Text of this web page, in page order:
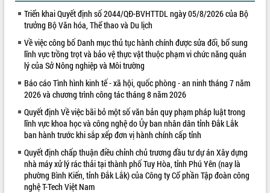
VIDEO
Loading the player...
Khám bệnh, cấp phát thuốc miễn phí
và tặng quà người dân xã Cư Pui
Hội nghị UBND tỉnh Đắk Lắk thường kỳ
tháng 7/2026
Lễ truy tặng danh hiệu “Bà Mẹ Việt
Nam Anh hùng” và trao Huân chương
Lao động
UBND tỉnh Đắk Lắk triển khai nhiệm
vụ 6 tháng cuối năm 2026
ALBUM ẢNH
Triển khai Quyết định số 2044/QĐ-BVHTTDL ngày 05/8/2026 của Bộ
trưởng Bộ Văn hóa, Thể thao và Du lịch
Về việc công bố Danh mục thủ tục hành chính được sửa đổi, bổ sung
lĩnh vực trồng trọt và bảo vệ thực vật thuộc phạm vi chức năng quản
lý của Sở Nông nghiệp và Môi trường
Báo cáo Tình hình kinh tế - xã hội, quốc phòng - an ninh tháng 7 năm
2026 và chương trình công tác tháng 8 năm 2026
Quyết định Về việc bãi bỏ một số văn bản quy phạm pháp luật trong
lĩnh vực khoa học và công nghệ do Ủy ban nhân dân tỉnh Đắk Lắk
ban hành trước khi sắp xếp đơn vị hành chính cấp tỉnh
Quyết định chấp thuận điều chỉnh chủ trương đầu tư dự án Xây dựng
nhà máy xử lý rác thải tại thành phố Tuy Hòa, tỉnh Phú Yên (nay là
phường Bình Kiến, tỉnh Đắk Lắk) của Công ty Cổ phần Tập đoàn công
nghệ T-Tech Việt Nam